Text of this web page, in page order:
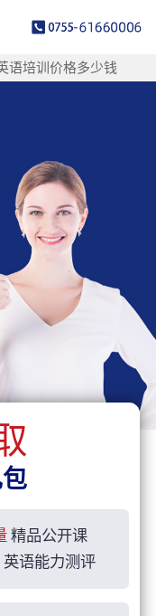
语培训价格多少钱
精品公开课
英语能力测评